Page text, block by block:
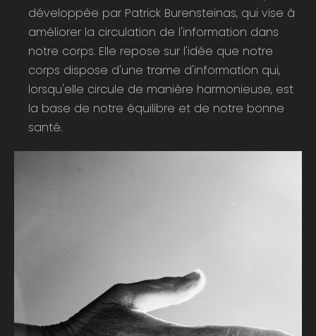
développée par Patrick Burensteinas, qui vise à
améliorer la circulation de l'information dans
notre corps. Elle repose sur l'idée que notre
corps dispose d'une trame d'information qui,
lorsqu'elle circule de manière harmonieuse, est
la base de notre équilibre et de notre bonne
santé.